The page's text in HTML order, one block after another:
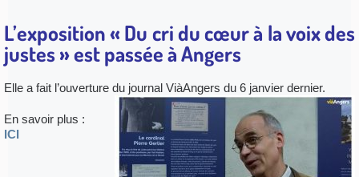
L’exposition « Du cri du cœur à la voix des
justes » est passée à Angers
Elle a fait l’ouverture du journal ViàAngers du 6 janvier dernier.
En savoir plus :
ICI